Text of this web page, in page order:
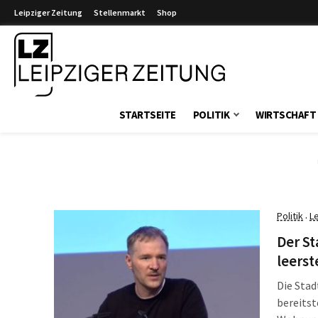
Leipziger Zeitung Stellenmarkt Shop
STARTSEITE POLITIK WIRTSCHAFT
Politik·
Der
Die